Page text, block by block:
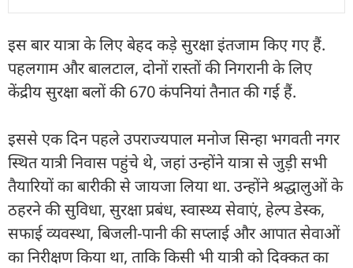
इस बार यात्रा के लिए बेहद कड़े सुरक्षा इंतजाम किए गए हैं.
पहलगाम और बालटाल, दोनों रास्तों की निगरानी के लिए
केंद्रीय सुरक्षा बलों की 670 कंपनियां तैनात की गई हैं.
इससे एक दिन पहले उपराज्यपाल मनोज सिन्हा भगवती नगर
स्थित यात्री निवास पहुंचे थे, जहां उन्होंने यात्रा से जुड़ी सभी
तैयारियों का बारीकी से जायजा लिया था. उन्होंने श्रद्धालुओं के
ठहरने की सुविधा, सुरक्षा प्रबंध, स्वास्थ्य सेवाएं, हेल्प डेस्क,
सफाई व्यवस्था, बिजली-पानी की सप्लाई और आपात सेवाओं
का निरीक्षण किया था, ताकि किसी भी यात्री को दिक्कत का